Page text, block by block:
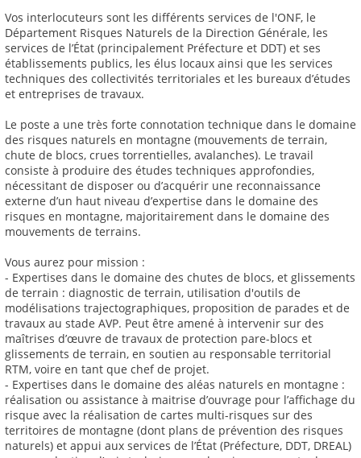
Vos interlocuteurs sont les différents services de l'ONF, le
Département Risques Naturels de la Direction Générale, les
services de l’État (principalement Préfecture et DDT) et ses
établissements publics, les élus locaux ainsi que les services
techniques des collectivités territoriales et les bureaux d’études
et entreprises de travaux.
Le poste a une très forte connotation technique dans le domaine
des risques naturels en montagne (mouvements de terrain,
chute de blocs, crues torrentielles, avalanches). Le travail
consiste à produire des études techniques approfondies,
nécessitant de disposer ou d’acquérir une reconnaissance
externe d’un haut niveau d’expertise dans le domaine des
risques en montagne, majoritairement dans le domaine des
mouvements de terrains.
Vous aurez pour mission :
- Expertises dans le domaine des chutes de blocs, et glissements
de terrain : diagnostic de terrain, utilisation d'outils de
modélisations trajectographiques, proposition de parades et de
travaux au stade AVP. Peut être amené à intervenir sur des
maîtrises d’œuvre de travaux de protection pare-blocs et
glissements de terrain, en soutien au responsable territorial
RTM, voire en tant que chef de projet.
- Expertises dans le domaine des aléas naturels en montagne :
réalisation ou assistance à maitrise d’ouvrage pour l’affichage du
risque avec la réalisation de cartes multi-risques sur des
territoires de montagne (dont plans de prévention des risques
naturels) et appui aux services de l’État (Préfecture, DDT, DREAL)